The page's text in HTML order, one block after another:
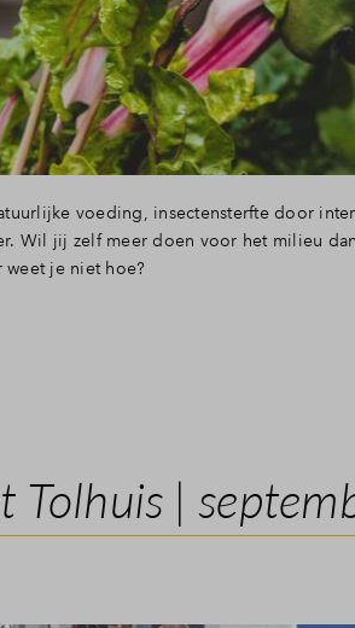
voeding, insectensterfte door
Wil jij zelf meer doen voor het milieu
je niet hoe?
Tolhuis |